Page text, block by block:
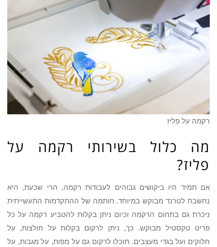
רקמה על פליז
מה כלול בשירותי רקמה על
פליז?
אם תמיד היו ביקושים גבוהים לעבודות רקמה, הרי שכעת, היא
נחשבת לטרנד מבוקש במיוחד. חותמה של ההתקדמות התעשייתית
ניכרת גם בתחום הרקמה וכיום ניתן בקלות להטביע רקמה על כל
פריט טקסטיל מבוקש. כך, ניתן לרקום בקלות על חולצות, על
חלוקים ועל בגדי מעצבים. תוכלו לרקום גם על מפות, על מגבות, על